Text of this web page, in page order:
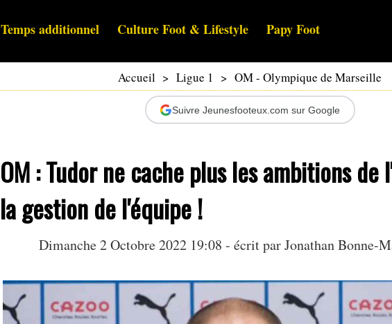
Temps additionnel Culture Foot & Lifestyle Papy Foot
Accueil > Ligue 1 > OM - Olympique de Marseille
Suivre Jeunesfooteux.com sur Google
OM : Tudor ne cache plus les ambitions de
la gestion de l'équipe !
Dimanche 2 Octobre 2022 19:08 - écrit parJonathan Bonne-